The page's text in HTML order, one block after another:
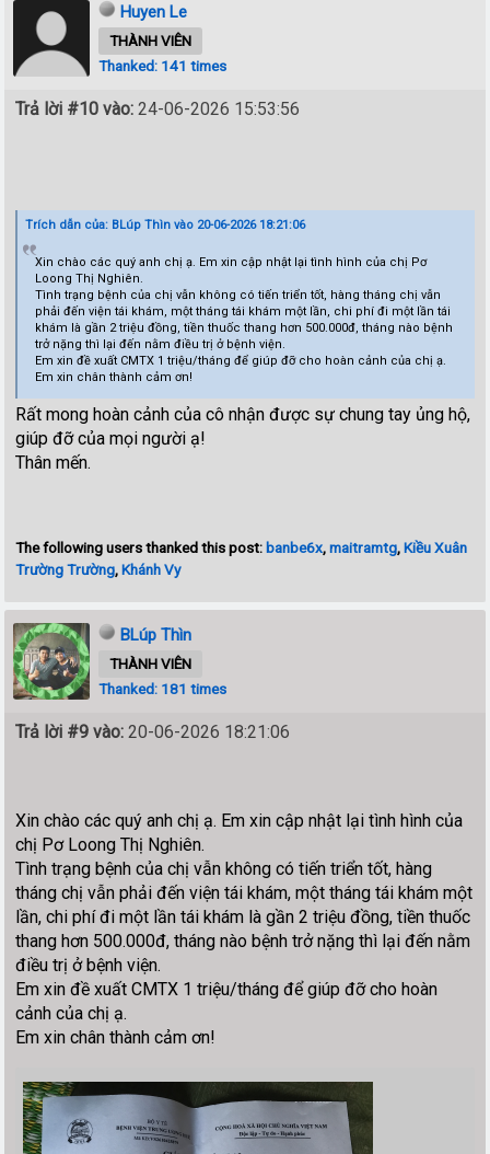
Huyen Le
THÀNH VIÊN
Thanked: 141 times
Trả lời #10 vào: 24-06-2026 15:53:56
Trích dẫn của: BLúp Thìn vào 20-06-2026 18:21:06
Xin chào các quý anh chị ạ. Em xin cập nhật lại tình hình của chị Pơ
Loong Thị Nghiên.
Tình trạng bệnh của chị vẫn không có tiến triển tốt, hàng tháng chị vẫn
phải đến viện tái khám, một tháng tái khám một lần, chi phí đi một lần tái
khám là gần 2 triệu đồng, tiền thuốc thang hơn 500.000đ, tháng nào bệnh
trở nặng thì lại đến nằm điều trị ở bệnh viện.
Em xin đề xuất CMTX 1 triệu/tháng để giúp đỡ cho hoàn cảnh của chị ạ.
Em xin chân thành cảm ơn!
Rất mong hoàn cảnh của cô nhận được sự chung tay ủng hộ,
giúp đỡ của mọi người ạ!
Thân mến.
The following users thanked this post: banbe6x,maitramtg,Kiều Xuân
Trường Trường,Khánh Vy
BLúp Thìn
THÀNH VIÊN
Thanked: 181 times
Trả lời #9 vào: 20-06-2026 18:21:06
Xin chào các quý anh chị ạ. Em xin cập nhật lại tình hình của
chị Pơ Loong Thị Nghiên.
Tình trạng bệnh của chị vẫn không có tiến triển tốt, hàng
tháng chị vẫn phải đến viện tái khám, một tháng tái khám một
lần, chi phí đi một lần tái khám là gần 2 triệu đồng, tiền thuốc
thang hơn 500.000đ, tháng nào bệnh trở nặng thì lại đến nằm
điều trị ở bệnh viện.
Em xin đề xuất CMTX 1 triệu/tháng để giúp đỡ cho hoàn
cảnh của chị ạ.
Em xin chân thành cảm ơn!